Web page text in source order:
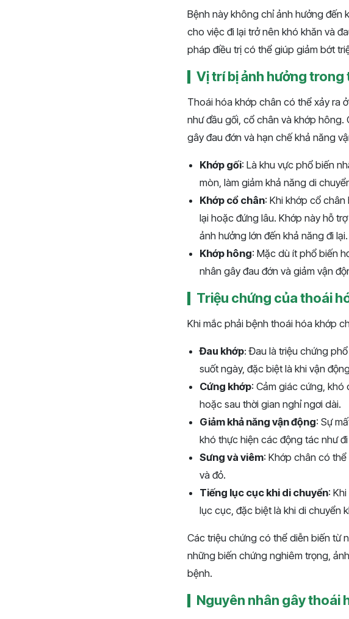
Bệnh này không chỉ ảnh hưởng đến
cho việc đi lại trở nên khó khăn và
pháp điều trị có thể giúp giảm bớt
Vị trí bị ảnh hưởng
Thoái hóa khớp chân có thể xảy ra
như đầu gối, cổ chân và khớp
gây đau đớn và hạn chế khả năng
Khớp gối: Là khu vực phổ biến
mòn, làm giảm khả năng di
Khớp cổ chân: Khi khớp cổ
lại hoặc đứng lâu. Khớp này hỗ
ảnh hưởng lớn đến khả năng đi lại.
Khớp hông: Mặc dù ít phổ biến
nhân gây đau đớn và giảm vận
Triệu chứng của thoái
Khi mắc phải bệnh thoái hóa khớp
Đau khớp: Đau là triệu chứng
suốt ngày, đặc biệt là khi vận
Cứng khớp: Cảm giác cứng, khó
hoặc sau thời gian nghỉ ngơi dài.
Giảm khả năng vận động: Sự
khó thực hiện các động tác như
Sưng và viêm: Khớp chân có
và đỏ.
Tiếng lục cục khi di chuyển:
lục cục, đặc biệt là khi di chuyển
Các triệu chứng có thể diễn biến từ
những biến chứng nghiêm trọng,
bệnh.
Nguyên nhân gây thoái